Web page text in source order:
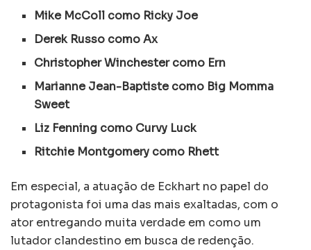
Mike McColl como Ricky Joe
Derek Russo como Ax
Christopher Winchester como Ern
Marianne Jean-Baptiste como Big Momma
Sweet
Liz Fenning como Curvy Luck
Ritchie Montgomery como Rhett
Em especial, a atuação de Eckhart no papel do
protagonista foi uma das mais exaltadas, com o
ator entregando muita verdade em como um
lutador clandestino em busca de redenção.